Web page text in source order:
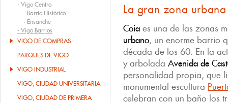
- Vigo Centro
· Barrio Histórico
· Ensanche
- Vigo Barrios
VIGO DE COMPRAS
PARQUES DE VIGO
VIGO INDUSTRIAL
VIGO, CIUDAD UNIVERSITARIA
VIGO, CIUDAD DE PRIMERA
La gran zona
Coia es una de las zonas
urbano, un enorme barrio
década de los 60. En la
y arbolada Avenida de
personalidad propia, que
monumental escultura
celebran con un baño los